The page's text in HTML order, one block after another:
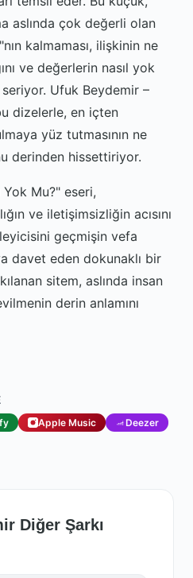
aslında çok değerli olan
kalmaması, ilişkinin ne
ve değerlerin nasıl yok
seriyor. Ufuk Beydemir –
dizelerle, en içten
yüz tutmasının ne
derinden hissettiriyor.
Yok Mu?" eseri,
ve iletişimsizliğin acısını
geçmişin vefa
davet eden dokunaklı bir
sitem, aslında insan
derin anlamını
Apple Music Deezer
Diğer Şarkı